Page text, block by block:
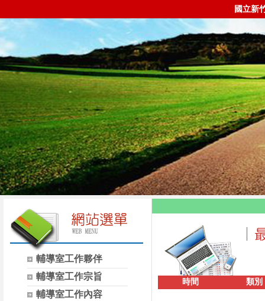
國立新
輔導室工作夥伴
輔導室工作宗旨
輔導室工作內容
時間 類別